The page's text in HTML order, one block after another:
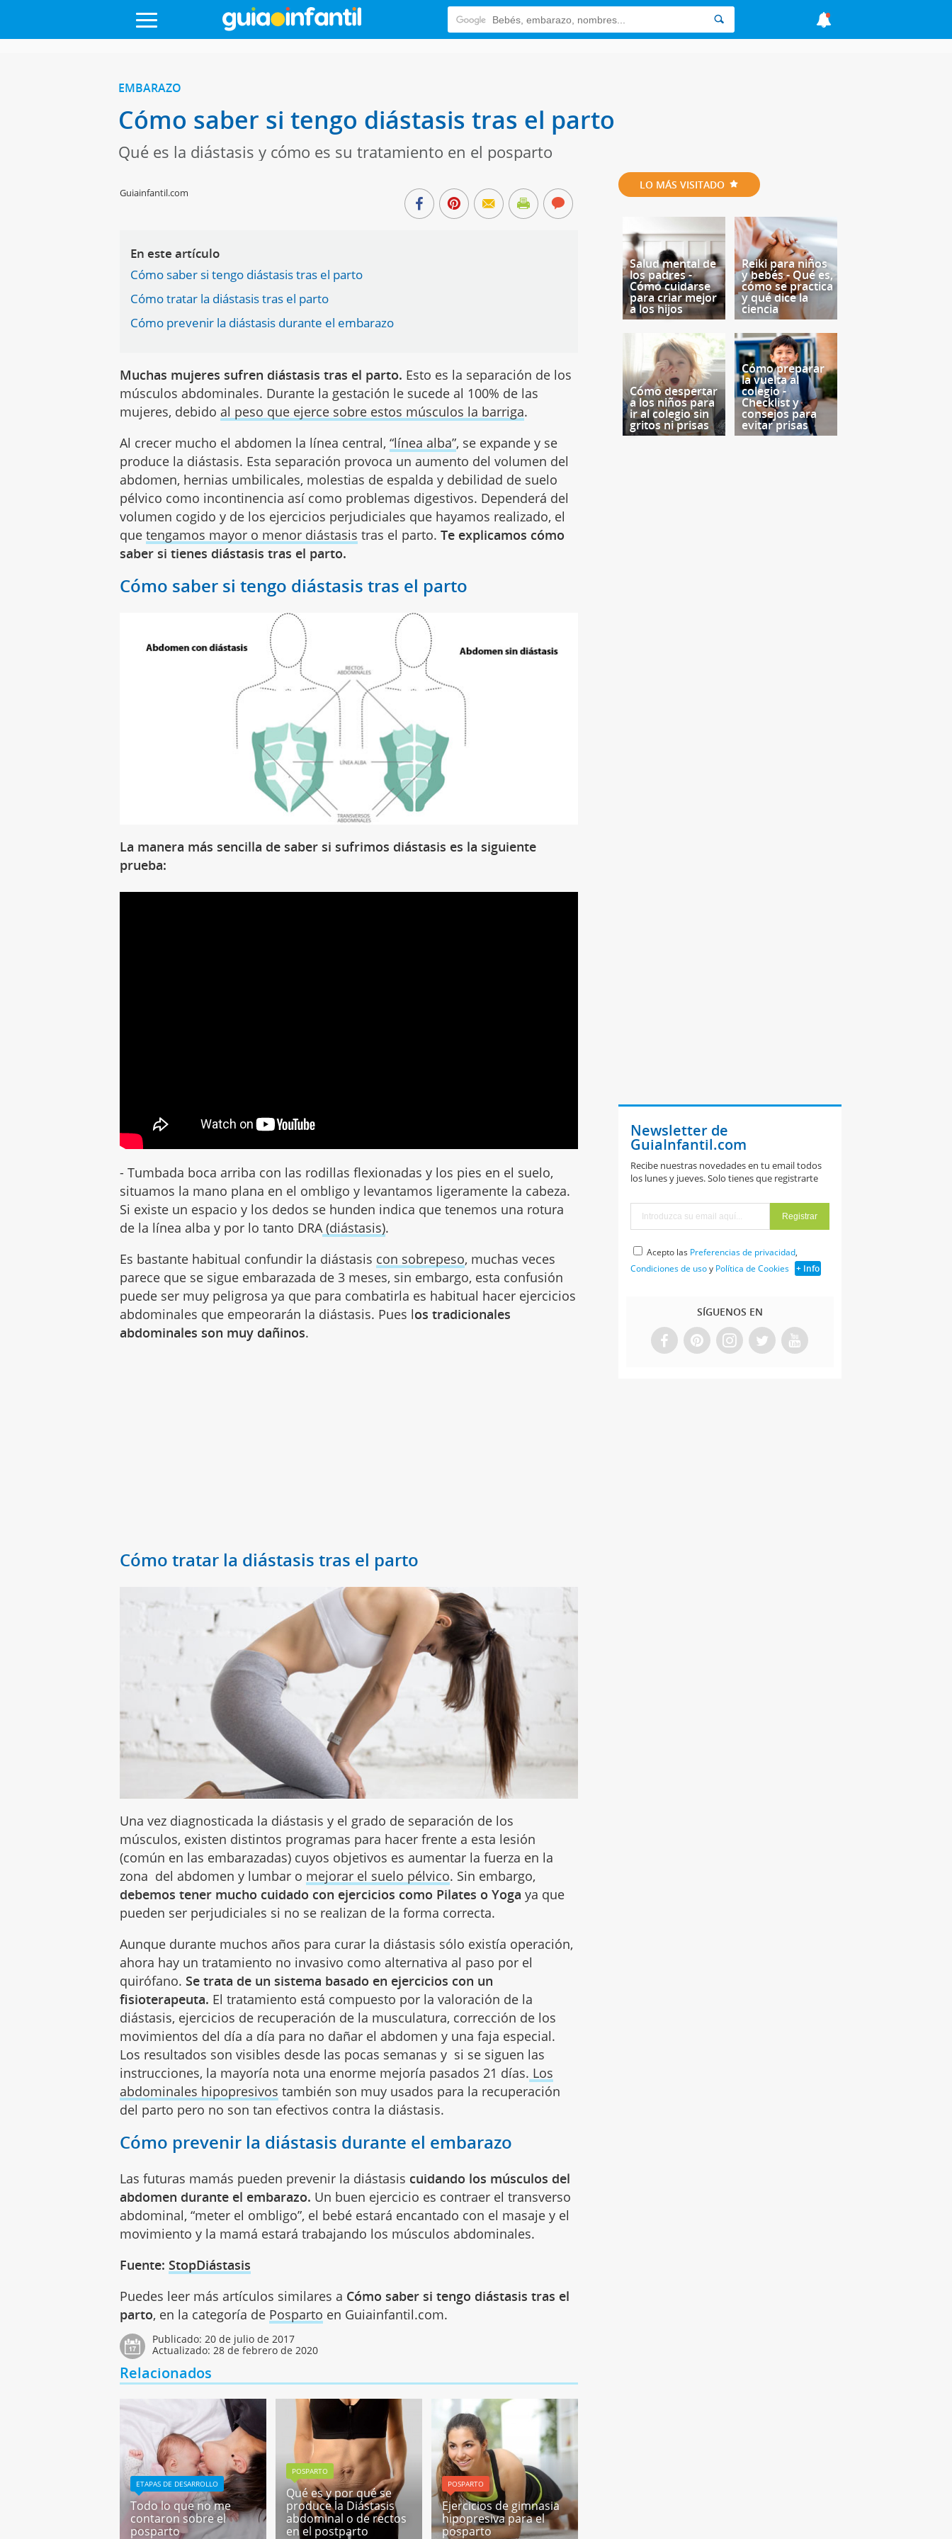
EMBARAZO
Cómo saber si tengo diástasis tras el parto
Qué es la diástasis y cómo es su tratamiento en el posparto
Guiainfantil.com
En este artículo
Cómo saber si tengo diástasis tras el parto
Cómo tratar la diástasis tras el parto
Cómo prevenir la diástasis durante el embarazo
Muchas mujeres sufren diástasis tras el parto. Esto es la separación de los
músculos abdominales. Durante la gestación le sucede al 100% de las
mujeres, debido al peso que ejerce sobre estos músculos la barriga.
Al crecer mucho el abdomen la línea central,“línea alba”, se expande y se
produce la diástasis. Esta separación provoca un aumento del volumen del
abdomen, hernias umbilicales, molestias de espalda y debilidad de suelo
pélvico como incontinencia así como problemas digestivos. Dependerá del
volumen cogido y de los ejercicios perjudiciales que hayamos realizado, el
quetengamos mayor o menor diástasis tras el parto. Te explicamos cómo
saber si tienes diástasis tras el parto.
Cómo saber si tengo diástasis tras el parto
La manera más sencilla de saber si sufrimos diástasis es la siguiente
prueba:
- Tumbada boca arriba con las rodillas flexionadas y los pies en el suelo,
situamos la mano plana en el ombligo y levantamos ligeramente la cabeza.
Si existe un espacio y los dedos se hunden indica que tenemos una rotura
de la línea alba y por lo tanto DRA(diástasis).
Es bastante habitual confundir la diástasis con sobrepeso, muchas veces
parece que se sigue embarazada de 3 meses, sin embargo, esta confusión
puede ser muy peligrosa ya que para combatirla es habitual hacer ejercicios
abdominales que empeorarán la diástasis. Pues los tradicionales
abdominales son muy dañinos.
Cómo tratar la diástasis tras el parto
Una vez diagnosticada la diástasis y el grado de separación de los
músculos, existen distintos programas para hacer frente a esta lesión
(común en las embarazadas) cuyos objetivos es aumentar la fuerza en la
zona del abdomen y lumbar o mejorar el suelo pélvico. Sin embargo,
debemos tener mucho cuidado con ejercicios como Pilates o Yoga ya que
pueden ser perjudiciales si no se realizan de la forma correcta.
Aunque durante muchos años para curar la diástasis sólo existía operación,
ahora hay un tratamiento no invasivo como alternativa al paso por el
quirófano.Se trata de un sistema basado en ejercicios con un
fisioterapeuta. El tratamiento está compuesto por la valoración de la
diástasis, ejercicios de recuperación de la musculatura, corrección de los
movimientos del día a día para no dañar el abdomen y una faja especial.
Los resultados son visibles desde las pocas semanas y si se siguen las
instrucciones, la mayoría nota una enorme mejoría pasados 21 días. Los
abdominales hipopresivos también son muy usados para la recuperación
del parto pero no son tan efectivos contra la diástasis.
Cómo prevenir la diástasis durante el embarazo
Las futuras mamás pueden prevenir la diástasis cuidando los músculos del
abdomen durante el embarazo. Un buen ejercicio es contraer el transverso
abdominal, “meter el ombligo”, el bebé estará encantado con el masaje y el
movimiento y la mamá estará trabajando los músculos abdominales.
Fuente:StopDiástasis
Puedes leer más artículos similares a Cómo saber si tengo diástasis tras el
parto, en la categoría de Posparto en Guiainfantil.com.
Publicado: 20 de julio de 2017
Actualizado: 28 de febrero de 2020
Relacionados
ETAPAS DE DESARROLLO
Todo lo que no me
contaron sobre el
posparto
POSPARTO
Qué es y por qué se
produce la Diástasis
abdominal o de rectos
en el postparto
POSPARTO
Ejercicios de gimnasia
hipopresiva para el
posparto
LO MÁS VISITADO
Salud mental de
los padres -
Cómo cuidarse
para criar mejor
a los hijos
Reiki para niños
y bebés - Qué es,
cómo se practica
y qué dice la
ciencia
Cómo despertar
a los niños para
ir al colegio sin
gritos ni prisas
Cómo preparar
la vuelta al
colegio -
Checklist y
consejos para
evitar prisas
Newsletter de
GuiaInfantil.com
Recibe nuestras novedades en tu email todos
los lunes y jueves. Solo tienes que registrarte
Acepto las Preferencias de privacidad,
Condiciones de usoy Política de Cookies + Info
SÍGUENOS EN